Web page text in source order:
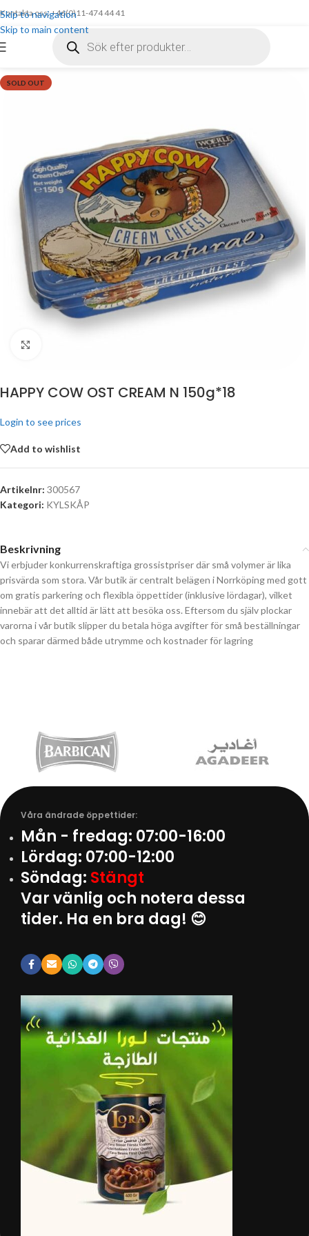
Skip to navigation
Skip to main content
Kontakta oss: +46(0)11-474 44 41
SOLD OUT
HAPPY COW OST CREAM N 150g*18
Login to see prices
Add to wishlist
Artikelnr: 300567
Kategori: KYLSKÅP
Beskrivning
Vi erbjuder konkurrenskraftiga grossistpriser där små volymer är lika
prisvärda som stora. Vår butik är centralt belägen i Norrköping med gott
om gratis parkering och flexibla öppettider (inklusive lördagar), vilket
innebär att det alltid är lätt att besöka oss. Eftersom du själv plockar
varorna i vår butik slipper du betala höga avgifter för små beställningar
och sparar därmed både utrymme och kostnader för lagring
Våra ändrade öppettider:
Mån - fredag: 07:00-16:00
Lördag: 07:00-12:00
Söndag: Stängt
Var vänlig och notera dessa
tider. Ha en bra dag! 😊